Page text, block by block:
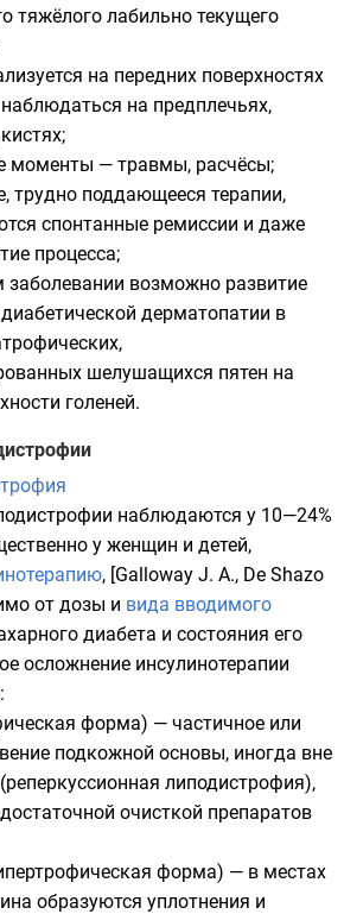
тяжёлого лабильно текущего
на передних поверхностях
на предплечьях,
моменты — травмы, расчёсы;
трудно поддающееся терапии,
спонтанные ремиссии и даже
процесса;
заболевании возможно развитие
дерматопатии в
шелушащихся пятен на
голеней.
наблюдаются у 10—24%
у женщин и детей,
, [Galloway J. A., De Shazo
от дозы и вида вводимого
диабета и состояния его
осложнение инсулинотерапии
форма) — частичное или
подкожной основы, иногда вне
липодистрофия),
очисткой препаратов
форма) — в местах
образуются уплотнения и